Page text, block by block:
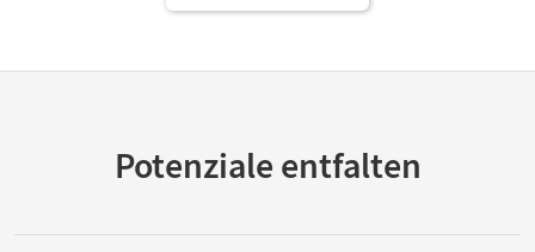
Potenziale entfalten